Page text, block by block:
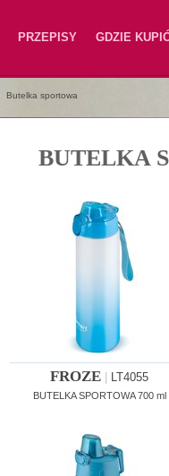
PRZEPISY GDZIE
Butelka sportowa
BUTELKA
FROZE LT4055
BUTELKA SPORTOWA 700 ml